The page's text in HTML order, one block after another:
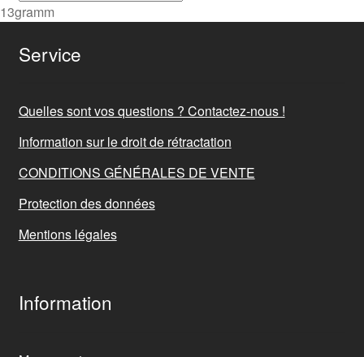
13gramm
Service
Quelles sont vos questions ? Contactez-nous !
Information sur le droit de rétractation
CONDITIONS GÉNÉRALES DE VENTE
Protection des données
Mentions légales
Information